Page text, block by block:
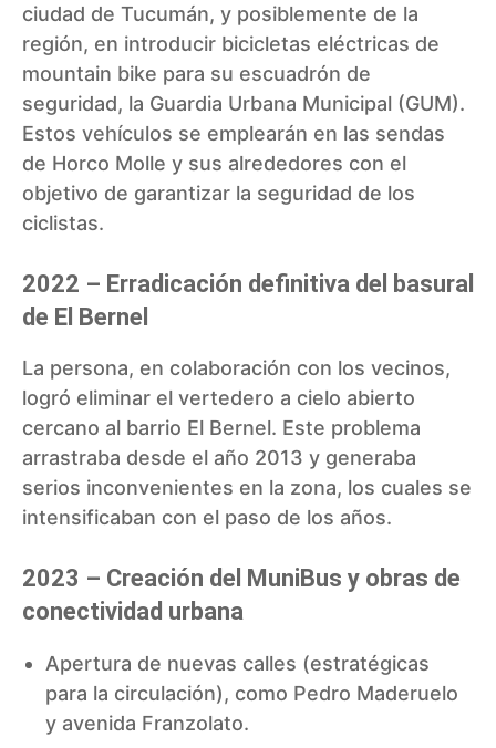
ciudad de Tucumán, y posiblemente de la
región, en introducir bicicletas eléctricas de
mountain bike para su escuadrón de
seguridad, la Guardia Urbana Municipal (GUM).
Estos vehículos se emplearán en las sendas
de Horco Molle y sus alrededores con el
objetivo de garantizar la seguridad de los
ciclistas.
2022 – Erradicación definitiva del basural
de El Bernel
La persona, en colaboración con los vecinos,
logró eliminar el vertedero a cielo abierto
cercano al barrio El Bernel. Este problema
arrastraba desde el año 2013 y generaba
serios inconvenientes en la zona, los cuales se
intensificaban con el paso de los años.
2023 – Creación del MuniBus y obras de
conectividad urbana
Apertura de nuevas calles (estratégicas
para la circulación), como Pedro Maderuelo
y avenida Franzolato.